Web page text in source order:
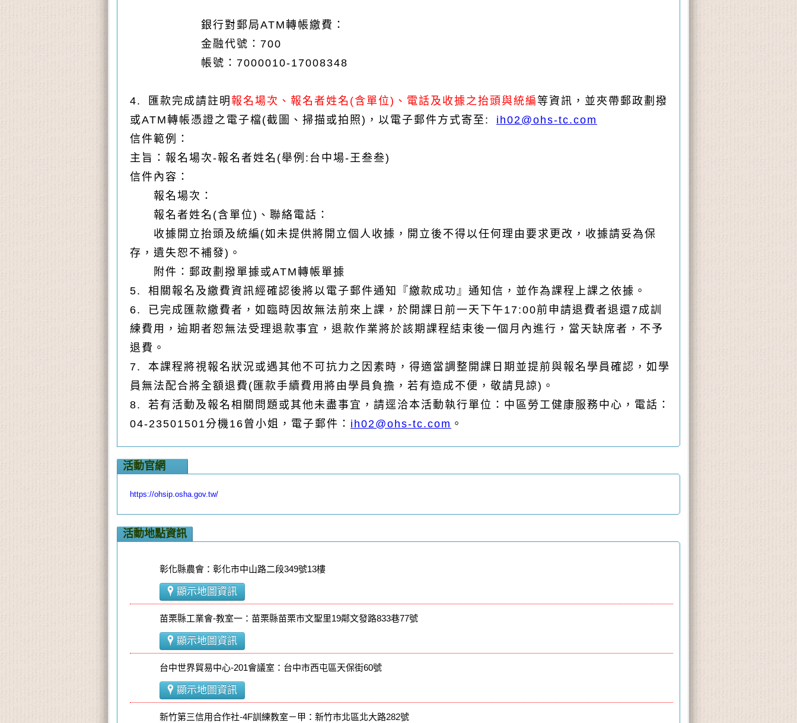
銀行對郵局ATM轉帳繳費：
金融代號：700
帳號：7000010-17008348
4. 匯款完成請註明 報名場次、報名者姓名(含單位)、電話及收據之抬頭與統編 等資訊 ，並夾帶郵政劃撥
或ATM轉帳憑證之電子檔 (截圖、掃描或拍照) ，以 電子郵件方式寄至:
ih02@ohs-tc.com
信件範例：
主旨：報名場次-報名者姓名(舉例:台中場-王叁叁)
信件內容：
報名場次：
報名者姓名(含單位)、聯絡電話：
收據開立抬頭及統編(如未提供將開立個人收據，開立後不得以任何理由要求更改，收據請妥為保
存，遺失恕不補發)。
附件：郵政劃撥單據或ATM轉帳單據
5. 相關報名及繳費資訊經確認後將以電子郵件通知『繳款成功』通知信，並作為課程上課之依據。
6. 已完成匯款繳費者，如臨時因故無法前來上課，於開課日前一天下午17:00前申請退費者退還7成訓
練費用，逾期者恕無法受理退款事宜，退款作業將於該期課程結束後一個月內進行，當天缺席者，不予
退費。
7. 本課程將視報名狀況或遇其他不可抗力之因素時，得適當調整開課日期並提前與報名學員確認，如學
員無法配合將全額退費(匯款手續費用將由學員負擔，若有造成不便，敬請見諒)。
8. 若有活動及報名相關問題或其他未盡事宜，請逕洽本活動執行單位：中區勞工健康服務中心，電話：
04-23501501分機16曾小姐，電子郵件： ih02@ohs-tc.com 。
活動官網
https://ohsip.osha.gov.tw/
活動地點資訊
彰化縣農會：彰化市中山路二段349號13樓
顯示地圖資訊
苗栗縣工業會-教室一：苗栗縣苗栗市文聖里19鄰文發路833巷77號
顯示地圖資訊
台中世界貿易中心-201會議室：台中市西屯區天保街60號
顯示地圖資訊
新竹第三信用合作社-4F訓練教室－甲：新竹市北區北大路282號